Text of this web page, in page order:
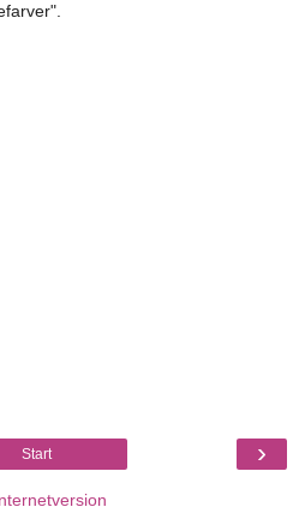
›
Start